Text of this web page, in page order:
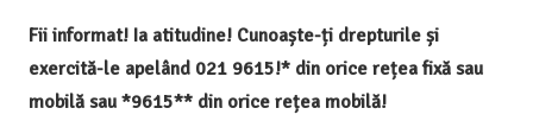
Fii informat! Ia atitudine! Cunoaște-ți drepturile și
exercită-le apelând 021 9615!* din orice rețea fixă sau
mobilă sau *9615** din orice rețea mobilă!